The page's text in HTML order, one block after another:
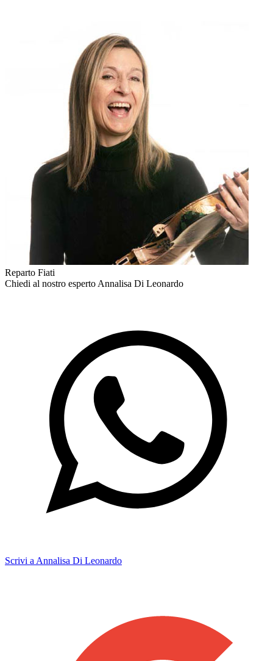
Reparto Fiati
Chiedi al nostro espertoAnnalisa Di Leonardo
Scrivi a Annalisa Di Leonardo